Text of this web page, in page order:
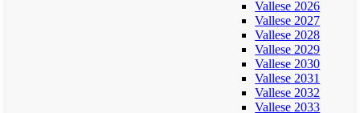
Vallese 2026
Vallese 2027
Vallese 2028
Vallese 2029
Vallese 2030
Vallese 2031
Vallese 2032
Vallese 2033